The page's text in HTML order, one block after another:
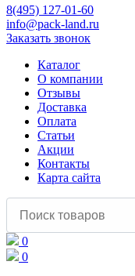
8(495) 127-01-60
info@pack-land.ru
Заказать звонок
Каталог
О компании
Отзывы
Доставка
Оплата
Статьи
Акции
Контакты
Карта сайта
0
0